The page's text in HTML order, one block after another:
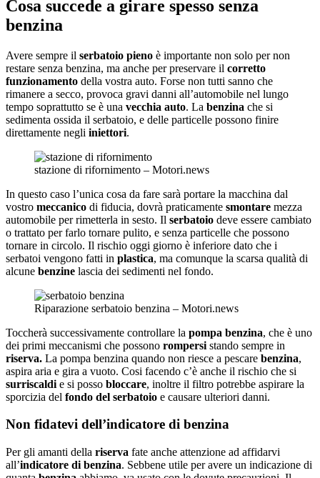
Cosa succede a girare spesso senza
benzina
Avere sempre il serbatoio pieno è importante non solo per non
restare senza benzina, ma anche per preservare il corretto
funzionamento della vostra auto. Forse non tutti sanno che
rimanere a secco, provoca gravi danni all’automobile nel lungo
tempo soprattutto se è una vecchia auto. La benzina che si
sedimenta ossida il serbatoio, e delle particelle possono finire
direttamente negli iniettori.
stazione di rifornimento – Motori.news
In questo caso l’unica cosa da fare sarà portare la macchina dal
vostro meccanico di fiducia, dovrà praticamente smontare mezza
automobile per rimetterla in sesto. Il serbatoio deve essere cambiato
o trattato per farlo tornare pulito, e senza particelle che possono
tornare in circolo. Il rischio oggi giorno è inferiore dato che i
serbatoi vengono fatti in plastica, ma comunque la scarsa qualità di
alcune benzine lascia dei sedimenti nel fondo.
Riparazione serbatoio benzina – Motori.news
Toccherà successivamente controllare la pompa benzina, che è uno
dei primi meccanismi che possono rompersi stando sempre in
riserva. La pompa benzina quando non riesce a pescare benzina,
aspira aria e gira a vuoto. Cosi facendo c’è anche il rischio che si
surriscaldi e si posso bloccare, inoltre il filtro potrebbe aspirare la
sporcizia del fondo del serbatoio e causare ulteriori danni.
Non fidatevi dell’indicatore di benzina
Per gli amanti della riserva fate anche attenzione ad affidarvi
all’indicatore di benzina. Sebbene utile per avere un indicazione di